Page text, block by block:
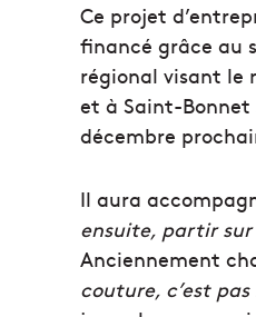
Ce projet
financé grâce au
régional visant le
et à Saint-Bonnet
décembre
Il aura
ensuite, partir sur
Anciennement
couture, c’est